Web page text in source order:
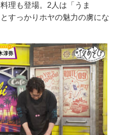
理も登場。2人は「うま
すっかりホヤの魅力の虜にな